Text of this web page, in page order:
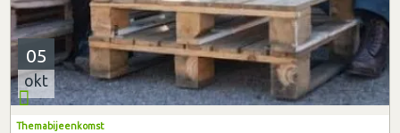
05
okt
Themabijeenkomst